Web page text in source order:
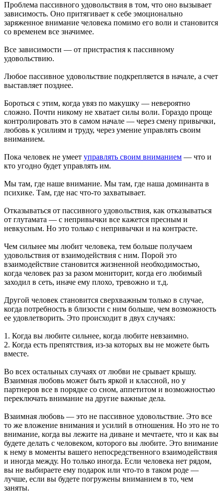
Проблема пассивного удовольствия в том, что оно вызывает
зависимость. Оно притягивает к себе эмоционально
заряженное внимание человека помимо его воли и становится
со временем все значимее.
Все зависимости — от пристрастия к пассивному
удовольствию.
Любое пассивное удовольствие подкрепляется в начале, а счет
выставляет позднее.
Бороться с этим, когда увяз по макушку — невероятно
сложно. Почти никому не хватает силы воли. Гораздо проще
контролировать это в самом начале — через смену привычки,
любовь к усилиям и труду, через умение управлять своим
вниманием.
Пока человек не умеет управлять своим вниманием — что и
кто угодно будет управлять им.
Мы там, где наше внимание. Мы там, где наша доминанта в
психике. Там, где нас что-то захватывает.
Отказываться от пассивного удовольствия, как отказываться
от глутамата — с непривычки все кажется пресным и
невкусным. Но это только с непривычки и на контрасте.
Чем сильнее мы любит человека, тем больше получаем
удовольствия от взаимодействия с ним. Порой это
взаимодействие становится жизненной необходимостью,
когда человек раз за разом мониторит, когда его любимый
заходил в сеть, иначе ему плохо, тревожно и т.д.
Другой человек становится сверхважным только в случае,
когда потребность в близости с ним больше, чем возможность
ее удовлетворить. Это происходит в двух случаях:
1. Когда вы любите сильнее, когда любите невзаимно.
2. Когда есть препятствия, из-за которых вы не можете быть
вместе.
Во всех остальных случаях от любви не срывает крышу.
Взаимная любовь может быть яркой и классной, но у
партнеров все в порядке со сном, аппетитом и возможностью
переключать внимание на другие важные дела.
Взаимная любовь — это не пассивное удовольствие. Это все
то же вложение внимания и усилий в отношения. Но это не то
внимание, когда вы лежите на диване и мечтаете, что и как вы
будете делать с человеком, которого вы любите. Это внимание
к нему в моменты вашего непосредственного взаимодействия
и иногда между. Но только иногда. Если человека нет рядом,
вы не выбираете ему подарок или что-то в таком роде —
лучше, если вы будете погружены вниманием в то, чем
заняты.